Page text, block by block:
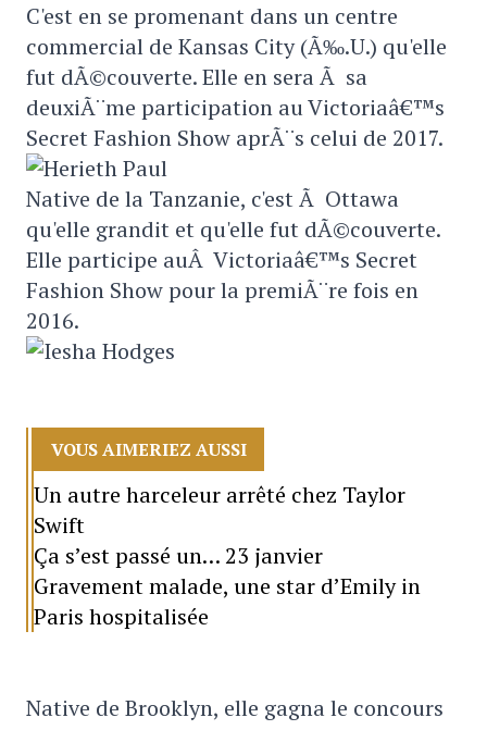
C'est en se promenant dans un centre
commercial de Kansas City (Ã‰.U.) qu'elle
fut dÃ©couverte. Elle en sera Ã sa
deuxiÃ¨me participation au Victoriaâ€™s
Secret Fashion Show aprÃ¨s celui de 2017.
Native de la Tanzanie, c'est Ã Ottawa
qu'elle grandit et qu'elle fut dÃ©couverte.
Elle participe auÂ Victoriaâ€™s Secret
Fashion Show pour la premiÃ¨re fois en
2016.
VOUS AIMERIEZ AUSSI
Un autre harceleur arrêté chez Taylor
Swift
Ça s’est passé un… 23 janvier
Gravement malade, une star d’Emily in
Paris hospitalisée
Native de Brooklyn, elle gagna le concours